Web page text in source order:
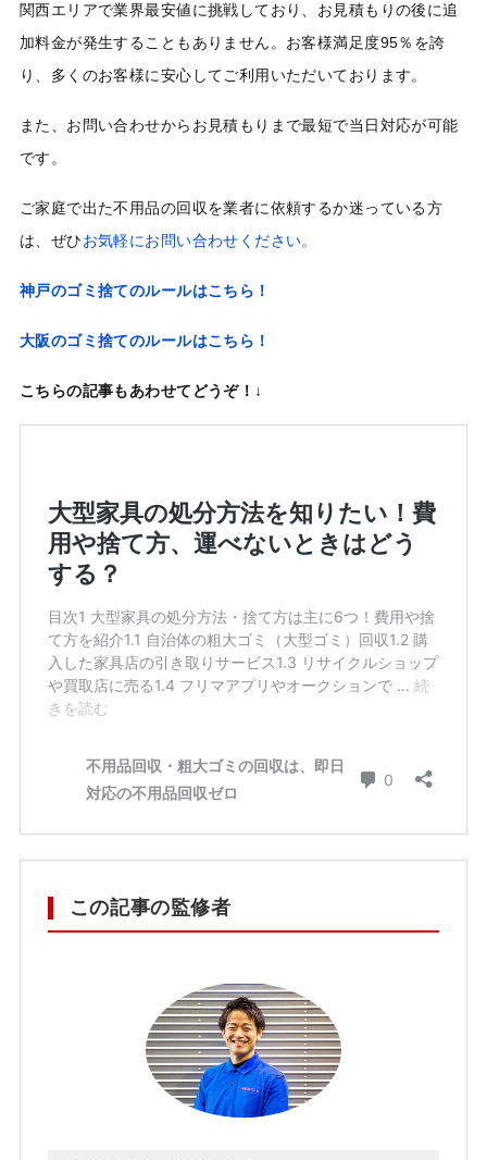
関西エリアで業界最安値に挑戦しており、お見積もりの後に追
加料金が発生することもありません。お客様満足度95％を誇
り、多くのお客様に安心してご利用いただいております。
また、お問い合わせからお見積もりまで最短で当日対応が可能
です。
ご家庭で出た不用品の回収を業者に依頼するか迷っている方
は、ぜひお気軽にお問い合わせください。
神戸のゴミ捨てのルールはこちら！
大阪のゴミ捨てのルールはこちら！
こちらの記事もあわせてどうぞ！↓
この記事の監修者